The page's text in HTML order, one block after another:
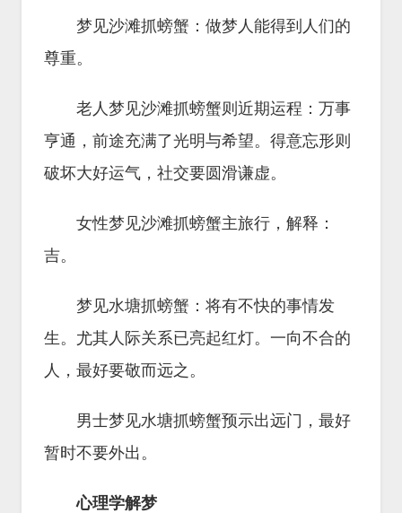
梦见沙滩抓螃蟹：做梦人能得到人们的
尊重。
老人梦见沙滩抓螃蟹则近期运程：万事
亨通，前途充满了光明与希望。得意忘形则
破坏大好运气，社交要圆滑谦虚。
女性梦见沙滩抓螃蟹主旅行，解释：
吉。
梦见水塘抓螃蟹：将有不快的事情发
生。尤其人际关系已亮起红灯。一向不合的
人，最好要敬而远之。
男士梦见水塘抓螃蟹预示出远门，最好
暂时不要外出。
心理学解梦